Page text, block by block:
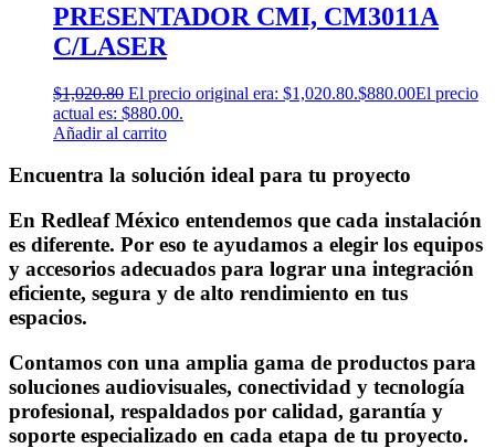
PRESENTADOR CMI, CM3011A
C/LASER
$1,020.80 El precio original era: $1,020.80.$880.00El precio
actual es: $880.00.
Añadir al carrito
Encuentra la solución ideal para tu proyecto
En Redleaf México entendemos que cada instalación
es diferente. Por eso te ayudamos a elegir los equipos
y accesorios adecuados para lograr una integración
eficiente, segura y de alto rendimiento en tus
espacios.
Contamos con una amplia gama de productos para
soluciones audiovisuales, conectividad y tecnología
profesional, respaldados por calidad, garantía y
soporte especializado en cada etapa de tu proyecto.